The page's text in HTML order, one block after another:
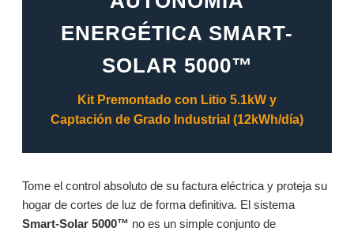
ENERGÉTICA SMART-
SOLAR 5000™
Kit Premontado con Litio 5.1kW y
Captación de Grado Industrial (12kWh/día)
Tome el control absoluto de su factura eléctrica y proteja su
hogar de cortes de luz de forma definitiva. El sistema
Smart-Solar 5000™ no es un simple conjunto de